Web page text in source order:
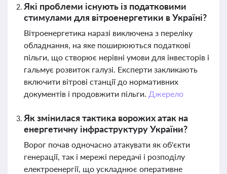
Які проблеми існують із податковими
стимулами для вітроенергетики в Україні?
Вітроенергетика наразі виключена з переліку
обладнання, на яке поширюються податкові
пільги, що створює нерівні умови для інвесторів і
гальмує розвиток галузі. Експерти закликають
включити вітрові станції до нормативних
документів і продовжити пільги. Джерело
Як змінилася тактика ворожих атак на
енергетичну інфраструктуру України?
Ворог почав одночасно атакувати як об'єкти
генерації, так і мережі передачі і розподілу
електроенергії, що ускладнює оперативне